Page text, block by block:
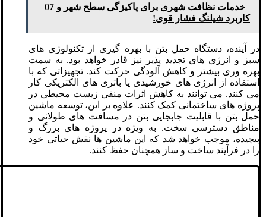
خدمات نظافت شهری برای پاکیزگی سطح شهر و 07
کاربرد شیلنگ فشار قوی!
در آینده، دستگاه حمل بتن با بهره‌ گیری از تکنولوژی ‌های
سبز و انرژی‌ های تجدید پذیر نیز قادر خواهد بود. به سمت
بهره‌ وری بیشتر و کاهش آلودگی حرکت کند. تجهیزاتی که با
استفاده از انرژی‌ های خورشیدی یا باتری ‌های الکتریکی کار
می کنند. می‌ توانند به کاهش اثرات منفی زیست ‌محیطی در
پروژه‌ های ساختمانی کمک کنند. علاوه بر این، توسعه ماشین
‌حمل بتن با قابلیت جابجایی بتن در مسافت ‌های طولانی و
مناطق دسترسی سخت. به ویژه در پروژه‌ های بزرگ و
پیچیده، موجب خواهد شد که این ماشین‌ ها نقش حیاتی خود
را در فرآیند ساخت و ساز همچنان حفظ کنند.